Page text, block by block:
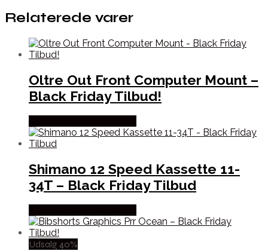
Relaterede varer
Oltre Out Front Computer Mount –
Black Friday Tilbud!
Shimano 12 Speed Kassette 11-
34T – Black Friday Tilbud
Udsalg 40%